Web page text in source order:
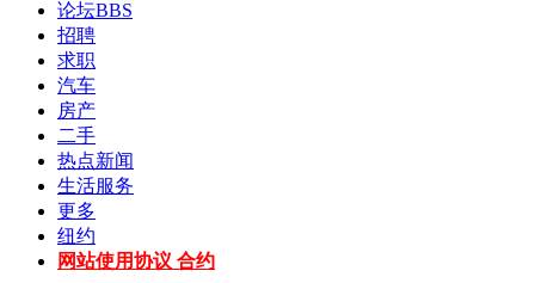
论坛BBS
招聘
求职
汽车
房产
二手
热点新闻
生活服务
更多
纽约
网站使用协议 合约